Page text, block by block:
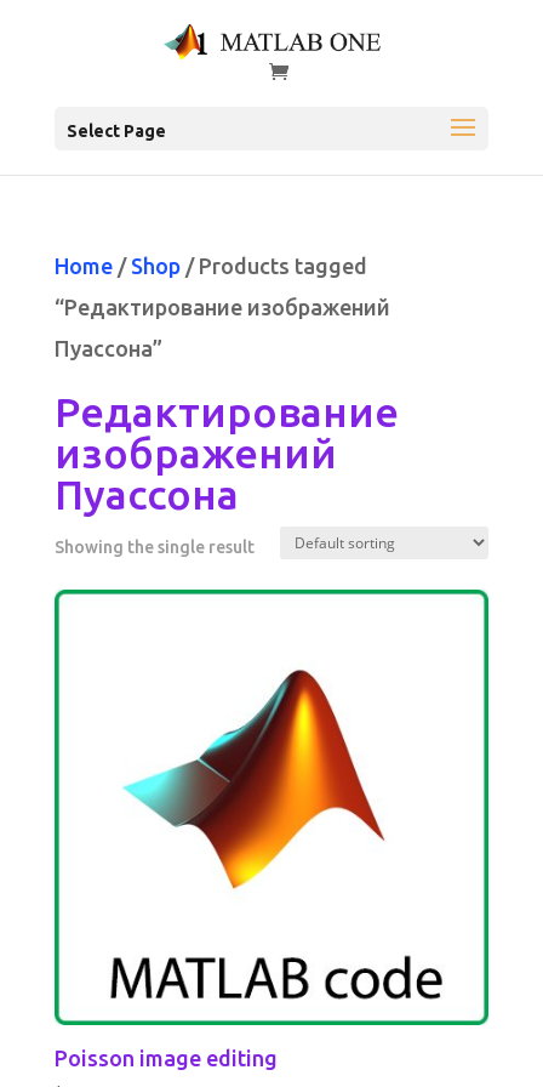
Select Page
Home/ Shop/ Products tagged
“Редактирование изображений
Пуассона”
Редактирование
изображений
Пуассона
Showing the single result
Poisson image editing